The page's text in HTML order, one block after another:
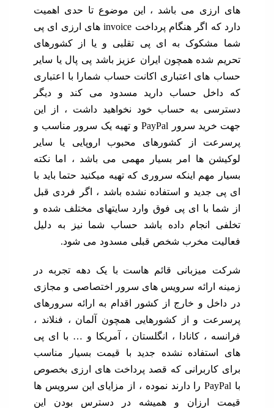
می باشد ، این موضوع تا حدی اهمیت
دارد که اگر هنگام پرداخت invoice های ارزی ای پی
به ای پی تقلبی و یا از کشورهای
شده همچون ایران عزیز باشد پی پال یا سایر
اعتباری اکانت حساب شمارا با اعتباری
حساب دارید مسدود می کند و دیگر
به حساب خود نخواهید داشت ، از این
جهت خرید سرور PayPal و تهیه یک سرور مناسب و
از کشورهای محبوب اروپایی یا سایر
ها امر بسیار مهمی می باشد ، اما نکته
مهم اینکه سروری که تهیه میکنید حتما باید با
جدید و استفاده نشده باشد ، اگر فردی قبل
با ای پی فوق وارد سایتهای مختلف شده و
انجام داده باشد حساب شما نیز به دلیل
مخرب شخص قبلی مسدود می شود.
میزبانی قائم هاست با یک دهه تجربه در
ارائه سرویس های سرور اختصاصی و مجازی
و خارج از کشور اقدام به ارائه سرورهای
و از کشورهایی همچون آلمان ، فنلاند ،
، کانادا ، انگلستان ، آمریکا و … با ای پی
نشده جدید با قیمت بسیار مناسب
که قصد پرداخت های ارزی بخصوص
با PayPal را دارند نموده ، از مزایای این سرویس ها
ارزان و همیشه در دسترس بودن این